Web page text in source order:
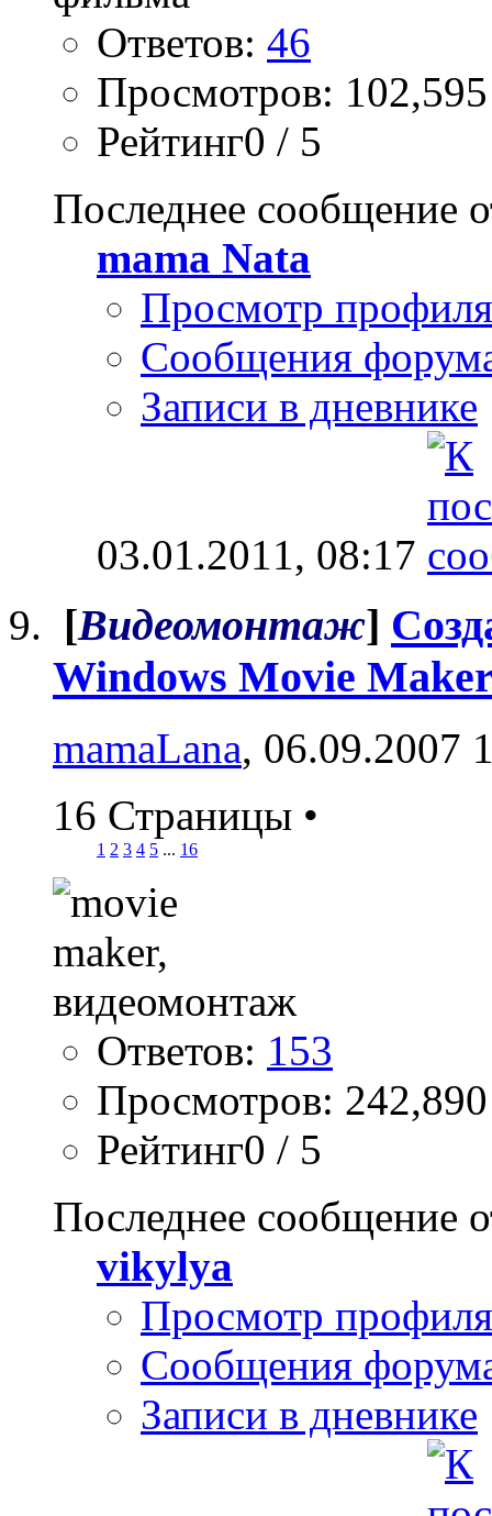
Ответов: 46
Просмотров: 102,595
Рейтинг0 / 5
Последнее сообщение
mama Nata
Просмотр профиля
Сообщения
Записи в дневнике
03.01.2011, 08:17
[Видеомонтаж]
Windows Movie
mamaLana, 06.09.2007
16 Страницы •
1 2 3 4 5 ... 16
Ответов: 153
Просмотров: 242,890
Рейтинг0 / 5
Последнее сообщение
vikylya
Просмотр профиля
Сообщения
Записи в дневнике